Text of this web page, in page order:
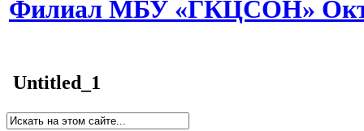
Филиал МБУ «ГКЦСОН»
Untitled_1